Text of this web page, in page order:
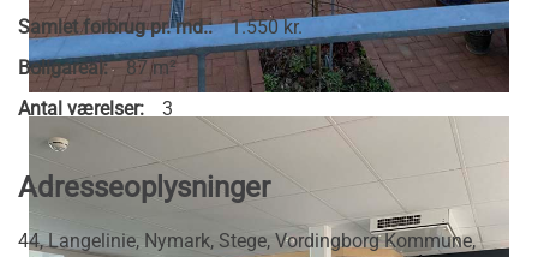
Samlet forbrug pr. md.:
1.550 kr.
Boligareal:
87 m²
Antal værelser:
3
Adresseoplysninger
44, Langelinie, Nymark, Stege, Vordingborg Kommune,